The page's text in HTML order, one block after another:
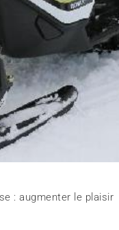
: augmenter le plaisir